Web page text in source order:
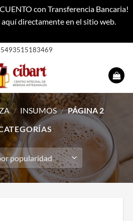
con Transferencia Bancaria!
aquí directamente en el sitio web.
/ INSUMOS / PÁGINA 2